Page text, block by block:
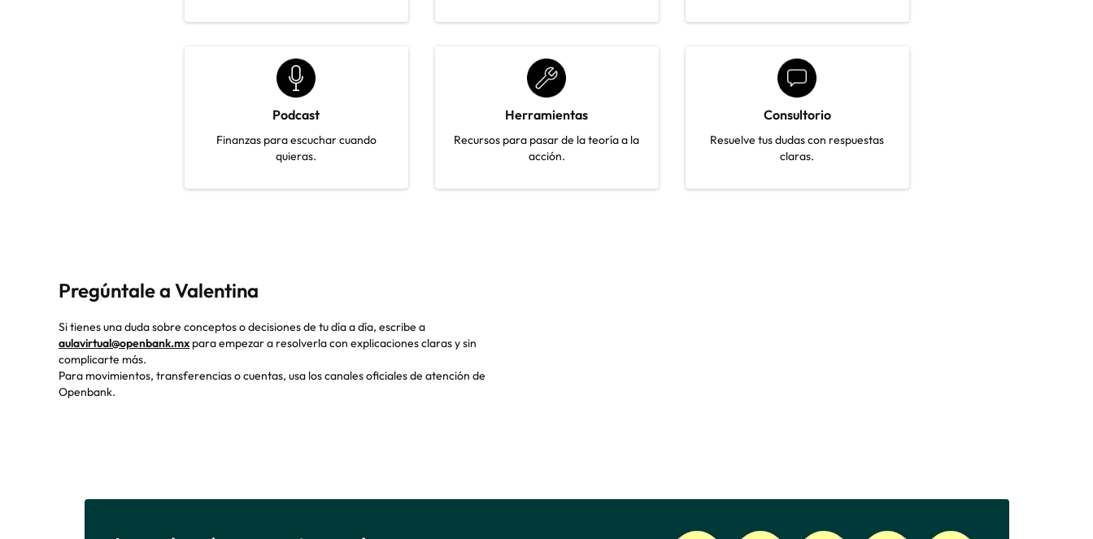
Podcast
Finanzas para escuchar cuando
quieras.
Herramientas
Recursos para pasar de la teoría a la
acción.
Consultorio
Resuelve tus dudas con respuestas
claras.
Pregúntale a Valentina
Si tienes una duda sobre conceptos o decisiones de tu día a día, escribe a
aulavirtual@openbank.mx para empezar a resolverla con explicaciones claras y sin
complicarte más.
Para movimientos, transferencias o cuentas, usa los canales oficiales de atención de
Openbank.